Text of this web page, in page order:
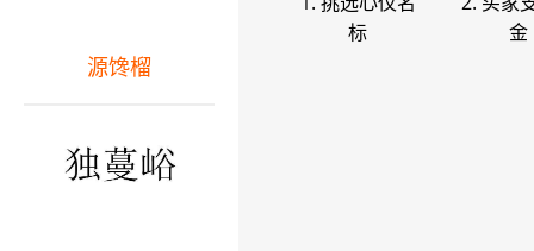
标
金
源馋榴